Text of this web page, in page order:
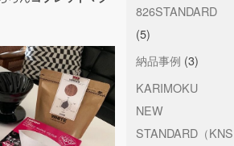
826STANDARD
(5)
納品事例 (3)
KARIMOKU
NEW
STANDARD（